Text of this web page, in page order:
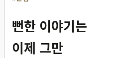
뻔한 이야기는
이제 그만